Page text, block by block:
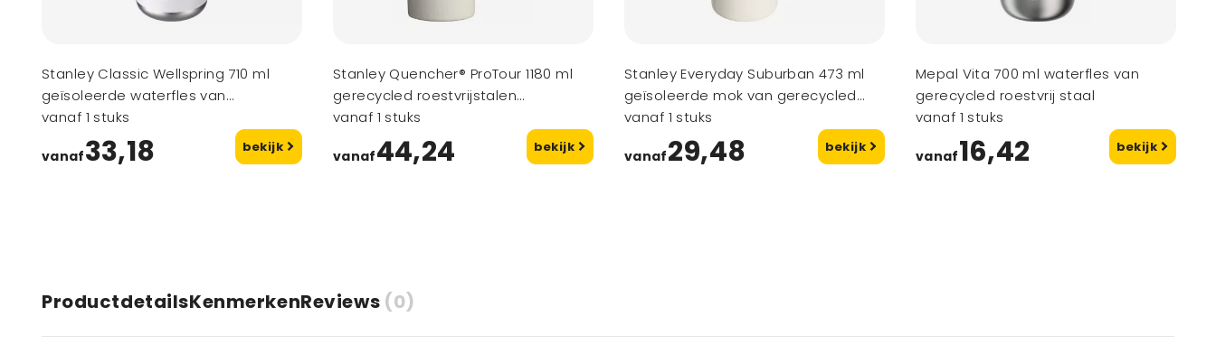
Stanley Classic Wellspring 710 ml
geïsoleerde waterfles van
gerecycled roestvrij staal
vanaf 1 stuks
vanaf33,18 bekijk
Stanley Quencher® ProTour 1180 ml
gerecycled roestvrijstalen
geïsoleerde beker met
openklapbare deksel
vanaf 1 stuks
vanaf44,24 bekijk
Stanley Everyday Suburban 473 ml
geïsoleerde mok van gerecycled
roestvrij staal
vanaf 1 stuks
vanaf29,48 bekijk
Mepal Vita 700 ml waterfles van
gerecycled roestvrij staal
vanaf 1 stuks
vanaf16,42 bekijk
ProductdetailsKenmerkenReviews (0)